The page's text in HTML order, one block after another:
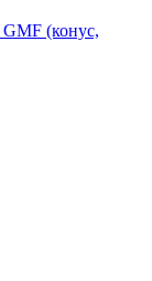
(конус,